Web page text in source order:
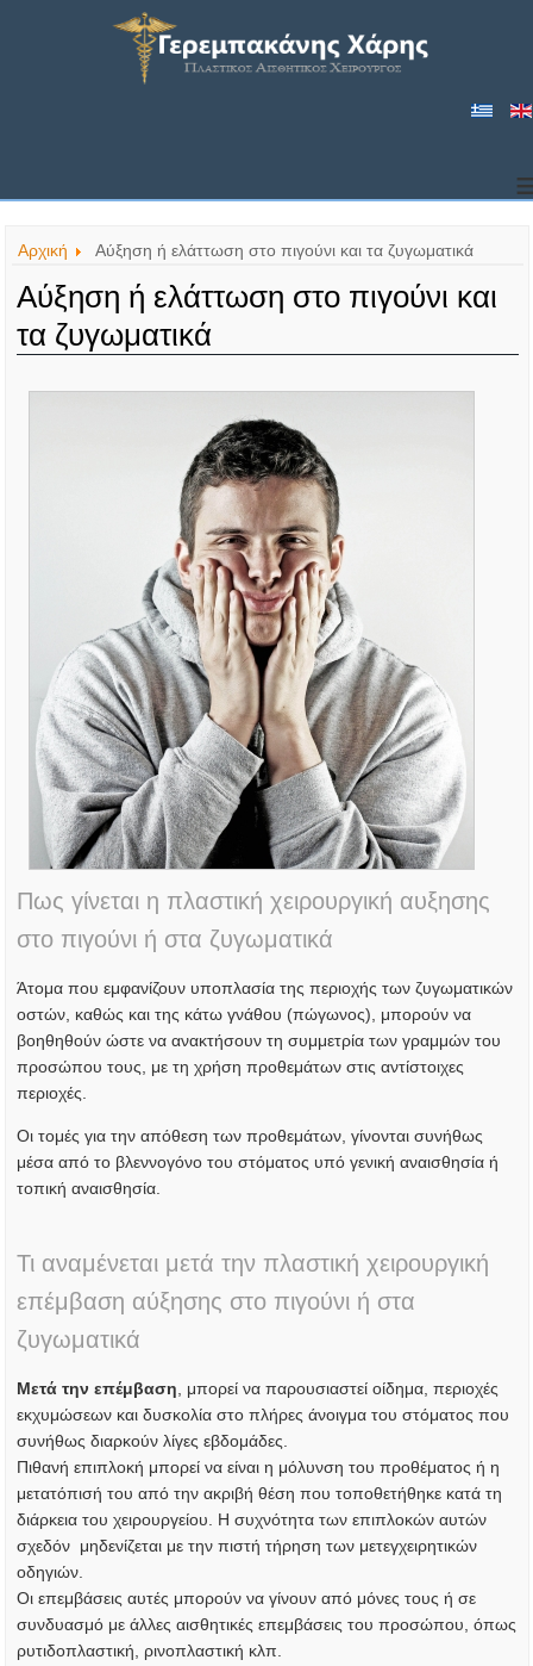
Αρχική Αύξηση ή ελάττωση στο πιγούνι και τα ζυγωματικά
Αύξηση ή ελάττωση στο πιγούνι και
τα ζυγωματικά
Πως γίνεται η πλαστική χειρουργική αυξησης
στο πιγούνι ή στα ζυγωματικά
Άτομα που εμφανίζουν υποπλασία της περιοχής των ζυγωματικών
οστών, καθώς και της κάτω γνάθου (πώγωνος), μπορούν να
βοηθηθούν ώστε να ανακτήσουν τη συμμετρία των γραμμών του
προσώπου τους, με τη χρήση προθεμάτων στις αντίστοιχες
περιοχές.
Οι τομές για την απόθεση των προθεμάτων, γίνονται συνήθως
μέσα από το βλεννογόνο του στόματος υπό γενική αναισθησία ή
τοπική αναισθησία.
Τι αναμένεται μετά την πλαστική χειρουργική
επέμβαση αύξησης στο πιγούνι ή στα
ζυγωματικά
Μετά την επέμβαση, μπορεί να παρουσιαστεί οίδημα, περιοχές
εκχυμώσεων και δυσκολία στο πλήρες άνοιγμα του στόματος που
συνήθως διαρκούν λίγες εβδομάδες.
Πιθανή επιπλοκή μπορεί να είναι η μόλυνση του προθέματος ή η
μετατόπισή του από την ακριβή θέση που τοποθετήθηκε κατά τη
διάρκεια του χειρουργείου. Η συχνότητα των επιπλοκών αυτών
σχεδόν μηδενίζεται με την πιστή τήρηση των μετεγχειρητικών
οδηγιών.
Οι επεμβάσεις αυτές μπορούν να γίνουν από μόνες τους ή σε
συνδυασμό με άλλες αισθητικές επεμβάσεις του προσώπου, όπως
ρυτιδοπλαστική, ρινοπλαστική κλπ.